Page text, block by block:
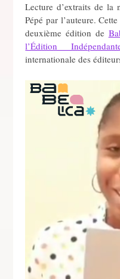
Lecture d’extraits de la
Pépé par l’auteure.
deuxième édition de
l’Édition
internationale des